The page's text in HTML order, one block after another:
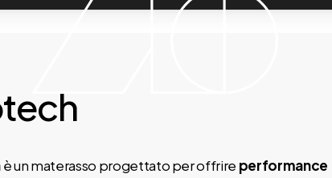
è un materasso progettato per offrire performance